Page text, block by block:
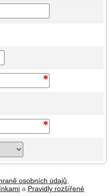
osobních údajů
a Pravidly rozšířené